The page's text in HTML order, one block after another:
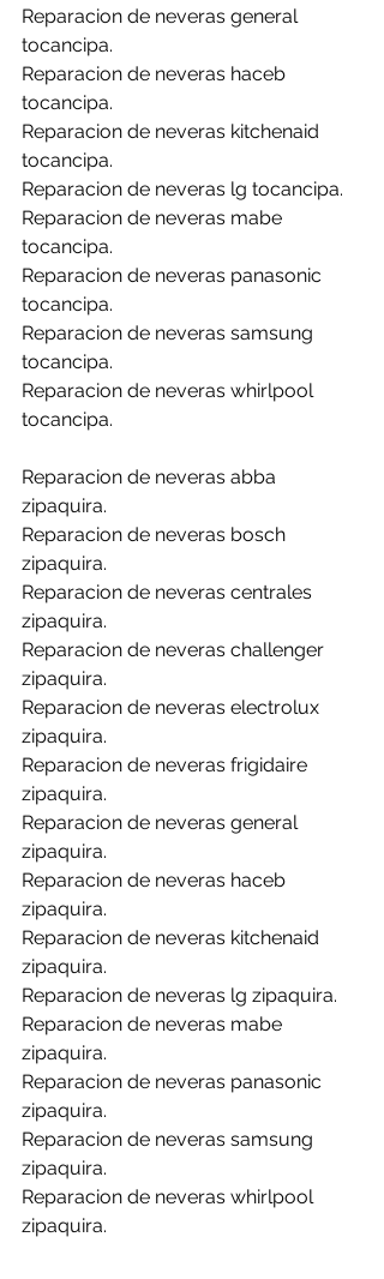
Reparacion de neveras general
tocancipa.
Reparacion de neveras haceb
tocancipa.
Reparacion de neveras kitchenaid
tocancipa.
Reparacion de neveras lg tocancipa.
Reparacion de neveras mabe
tocancipa.
Reparacion de neveras panasonic
tocancipa.
Reparacion de neveras samsung
tocancipa.
Reparacion de neveras whirlpool
tocancipa.
Reparacion de neveras abba
zipaquira.
Reparacion de neveras bosch
zipaquira.
Reparacion de neveras centrales
zipaquira.
Reparacion de neveras challenger
zipaquira.
Reparacion de neveras electrolux
zipaquira.
Reparacion de neveras frigidaire
zipaquira.
Reparacion de neveras general
zipaquira.
Reparacion de neveras haceb
zipaquira.
Reparacion de neveras kitchenaid
zipaquira.
Reparacion de neveras lg zipaquira.
Reparacion de neveras mabe
zipaquira.
Reparacion de neveras panasonic
zipaquira.
Reparacion de neveras samsung
zipaquira.
Reparacion de neveras whirlpool
zipaquira.